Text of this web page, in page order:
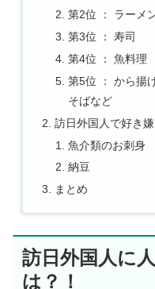
第2位 ： ラーメ
第3位 ： 寿司
第4位 ： 魚料理
第5位 ： から揚
そばなど
訪日外国人で好き
魚介類のお刺身
納豆
まとめ
訪日外国人に
は？！